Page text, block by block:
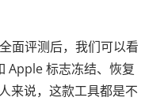
面评测后，我们可以看
Apple 标志冻结、恢复
来说，这款工具都是不